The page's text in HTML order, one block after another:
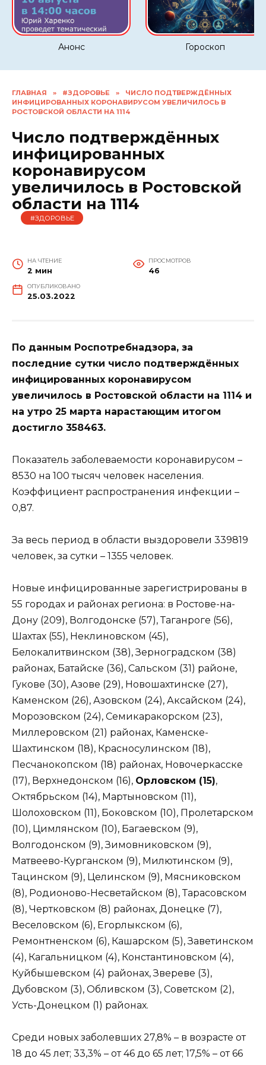
Анонс Гороскоп
ГЛАВНАЯ » #ЗДОРОВЬЕ »
ЧИСЛО ПОДТВЕРЖДЁННЫХ
ИНФИЦИРОВАННЫХ КОРОНАВИРУСОМ УВЕЛИЧИЛОСЬ В
РОСТОВСКОЙ ОБЛАСТИ НА 1114
Число подтверждённых
инфицированных
коронавирусом
увеличилось в Ростовской
области на 1114
#ЗДОРОВЬЕ
НА ЧТЕНИЕ
2 мин
ПРОСМОТРОВ
46
ОПУБЛИКОВАНО
25.03.2022
По данным Роспотребнадзора, за
последние сутки число подтверждённых
инфицированных коронавирусом
увеличилось в Ростовской области на 1114 и
на утро 25 марта нарастающим итогом
достигло 358463.
Показатель заболеваемости коронавирусом –
8530 на 100 тысяч человек населения.
Коэффициент распространения инфекции –
0,87.
За весь период в области выздоровели 339819
человек, за сутки – 1355 человек.
Новые инфицированные зарегистрированы в
55 городах и районах региона: в Ростове-на-
Дону (209), Волгодонске (57), Таганроге (56),
Шахтах (55), Неклиновском (45),
Белокалитвинском (38), Зерноградском (38)
районах, Батайске (36), Сальском (31) районе,
Гукове (30), Азове (29), Новошахтинске (27),
Каменском (26), Азовском (24), Аксайском (24),
Морозовском (24), Семикаракорском (23),
Миллеровском (21) районах, Каменске-
Шахтинском (18), Красносулинском (18),
Песчанокопском (18) районах, Новочеркасске
(17), Верхнедонском (16), Орловском (15),
Октябрьском (14), Мартыновском (11),
Шолоховском (11), Боковском (10), Пролетарском
(10), Цимлянском (10), Багаевском (9),
Волгодонском (9), Зимовниковском (9),
Матвеево-Курганском (9), Милютинском (9),
Тацинском (9), Целинском (9), Мясниковском
(8), Родионово-Несветайском (8), Тарасовском
(8), Чертковском (8) районах, Донецке (7),
Веселовском (6), Егорлыкском (6),
Ремонтненском (6), Кашарском (5), Заветинском
(4), Кагальницком (4), Константиновском (4),
Куйбышевском (4) районах, Звереве (3),
Дубовском (3), Обливском (3), Советском (2),
Усть-Донецком (1) районах.
Среди новых заболевших 27,8% – в возрасте от
18 до 45 лет; 33,3% – от 46 до 65 лет; 17,5% – от 66